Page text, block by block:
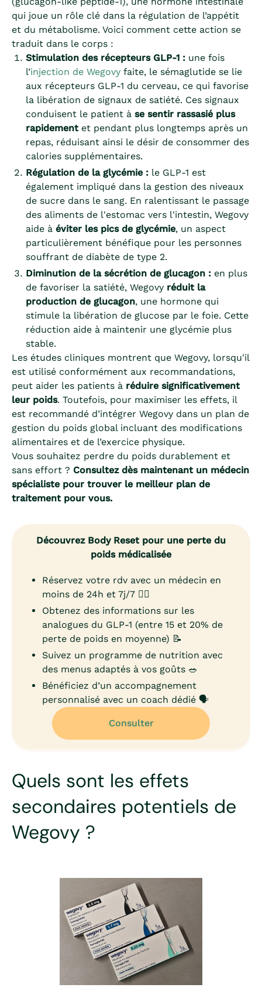
qui joue un rôle clé dans la régulation de l’appétit
et du métabolisme. Voici comment cette action se
traduit dans le corps :
Stimulation des récepteurs GLP-1 : une fois
l’injection de Wegovy faite, le sémaglutide se lie
aux récepteurs GLP-1 du cerveau, ce qui favorise
la libération de signaux de satiété. Ces signaux
conduisent le patient à se sentir rassasié plus
rapidement et pendant plus longtemps après un
repas, réduisant ainsi le désir de consommer des
calories supplémentaires.
Régulation de la glycémie : le GLP-1 est
également impliqué dans la gestion des niveaux
de sucre dans le sang. En ralentissant le passage
des aliments de l'estomac vers l'intestin, Wegovy
aide à éviter les pics de glycémie, un aspect
particulièrement bénéfique pour les personnes
souffrant de diabète de type 2.
Diminution de la sécrétion de glucagon : en plus
de favoriser la satiété, Wegovy réduit la
production de glucagon, une hormone qui
stimule la libération de glucose par le foie. Cette
réduction aide à maintenir une glycémie plus
stable.
Les études cliniques montrent que Wegovy, lorsqu'il
est utilisé conformément aux recommandations,
peut aider les patients à réduire significativement
leur poids. Toutefois, pour maximiser les effets, il
est recommandé d’intégrer Wegovy dans un plan de
gestion du poids global incluant des modifications
alimentaires et de l’exercice physique.
Vous souhaitez perdre du poids durablement et
sans effort ? Consultez dès maintenant un médecin
spécialiste pour trouver le meilleur plan de
traitement pour vous.
Découvrez Body Reset pour une perte du
poids médicalisée
Réservez votre rdv avec un médecin en
moins de 24h et 7j/7 👨‍⚕️
Obtenez des informations sur les
analogues du GLP-1 (entre 15 et 20% de
perte de poids en moyenne) 📝
Suivez un programme de nutrition avec
des menus adaptés à vos goûts 🥗
Bénéficiez d’un accompagnement
personnalisé avec un coach dédié 🗣️
Consulter
Quels sont les effets
secondaires potentiels de
Wegovy ?